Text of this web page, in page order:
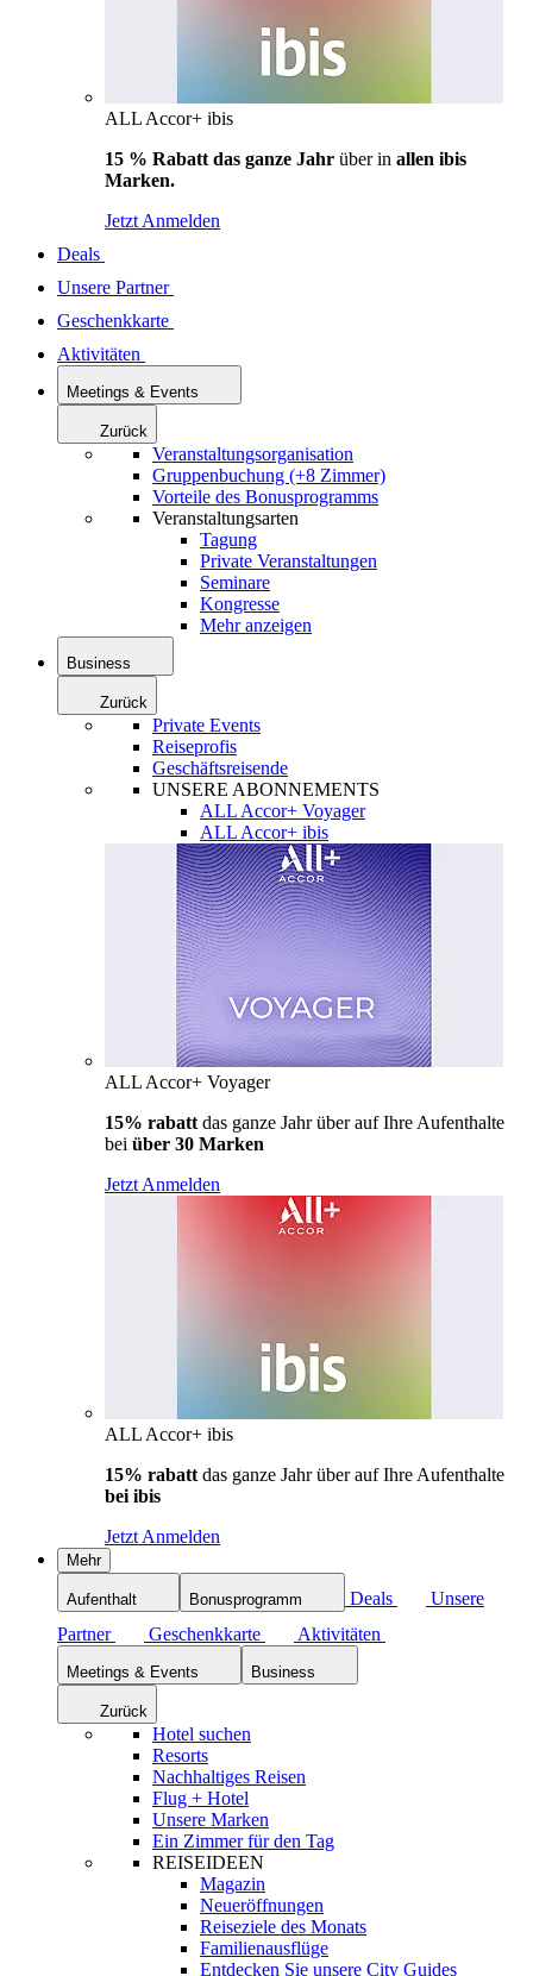
ALL Accor+ ibis
15 % Rabatt das ganze Jahr über in allen ibis
Marken.
Jetzt Anmelden
Deals
Unsere Partner
Geschenkkarte
Aktivitäten
Meetings & Events
Zurück
Veranstaltungsorganisation
Gruppenbuchung (+8 Zimmer)
Vorteile des Bonusprogramms
Veranstaltungsarten
Tagung
Private Veranstaltungen
Seminare
Kongresse
Mehr anzeigen
Business
Zurück
Private Events
Reiseprofis
Geschäftsreisende
UNSERE ABONNEMENTS
ALL Accor+ Voyager
ALL Accor+ ibis
ALL Accor+ Voyager
15% rabatt das ganze Jahr über auf Ihre Aufenthalte
bei über 30 Marken
Jetzt Anmelden
ALL Accor+ ibis
15% rabatt das ganze Jahr über auf Ihre Aufenthalte
bei ibis
Jetzt Anmelden
Mehr
Aufenthalt Bonusprogramm Deals
Unsere
Partner
Geschenkkarte Aktivitäten
Meetings & Events Business
Zurück
Hotel suchen
Resorts
Nachhaltiges Reisen
Flug + Hotel
Unsere Marken
Ein Zimmer für den Tag
REISEIDEEN
Magazin
Neueröffnungen
Reiseziele des Monats
Familienausflüge
Entdecken Sie unsere City Guides